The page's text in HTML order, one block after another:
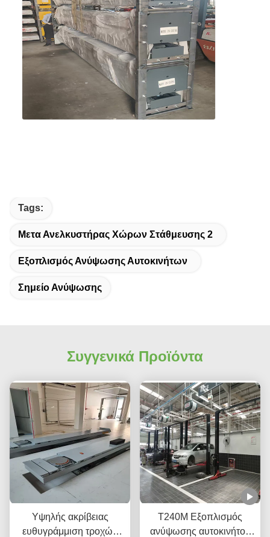
Tags:
Μετα Ανελκυστήρας Χώρων Στάθμευσης 2
Εξοπλισμός Ανύψωσης Αυτοκινήτων
Σημείο Ανύψωσης
Συγγενικά Προϊόντα
Υψηλής ακρίβειας
ευθυγράμμιση τροχών
Τ240Μ Εξοπλισμός
ανύψωσης αυτοκινήτου